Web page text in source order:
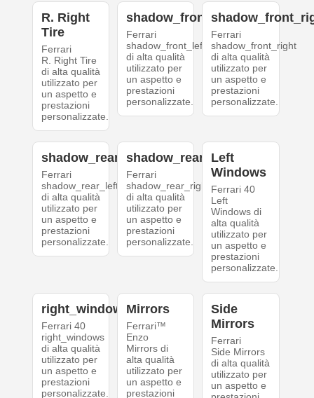
R. Right
Tire
Ferrari
R. Right Tire
di alta qualità
utilizzato per
un aspetto e
prestazioni
personalizzate.
shadow_front_left
Ferrari
shadow_front_left
di alta qualità
utilizzato per
un aspetto e
prestazioni
personalizzate.
Ferrari
shadow_front_right
di alta qualità
utilizzato per
un aspetto e
prestazioni
personalizzate.
shadow_rear_left
Ferrari
shadow_rear_left
di alta qualità
utilizzato per
un aspetto e
prestazioni
personalizzate.
shadow_rear_right
Ferrari
shadow_rear_right
di alta qualità
utilizzato per
un aspetto e
prestazioni
personalizzate.
Left
Windows
Ferrari 40
Left
Windows di
alta qualità
utilizzato per
un aspetto e
prestazioni
personalizzate.
right_windows
Ferrari 40
right_windows
di alta qualità
utilizzato per
un aspetto e
prestazioni
personalizzate.
Mirrors
Ferrari™
Enzo
Mirrors di
alta qualità
utilizzato per
un aspetto e
prestazioni
Side
Mirrors
Ferrari
Side Mirrors
di alta qualità
utilizzato per
un aspetto e